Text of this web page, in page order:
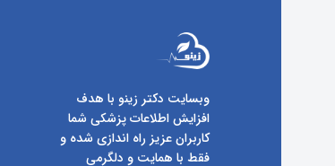
وبسایت دکتر زینو با هدف
افزایش اطلاعات پزشکی شما
کاربران عزیز راه اندازی شده و
فقط با همایت و دلگرمی